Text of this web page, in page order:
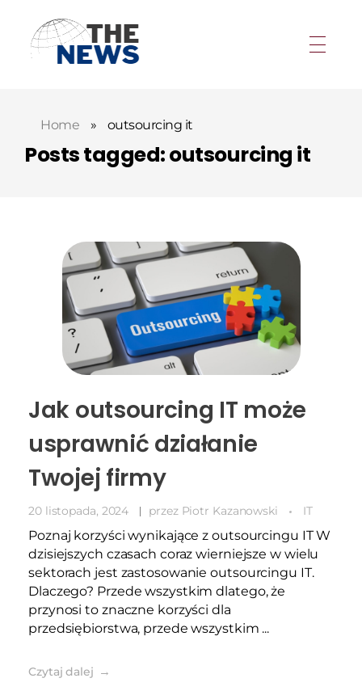
Home » outsourcing it
Posts tagged: outsourcing it
Jak outsourcing IT może
usprawnić działanie
Twojej firmy
20 listopada, 2024 przez Piotr Kazanowski IT
Poznaj korzyści wynikające z outsourcingu IT W
dzisiejszych czasach coraz wierniejsze w wielu
sektorach jest zastosowanie outsourcingu IT.
Dlaczego? Przede wszystkim dlatego, że
przynosi to znaczne korzyści dla
przedsiębiorstwa, przede wszystkim ...
Czytaj dalej